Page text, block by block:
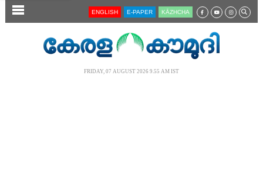
SECTIONS ENGLISH E-PAPER KĀZHCHA
FRIDAY, 07 AUGUST 2026 9.55 AM IST